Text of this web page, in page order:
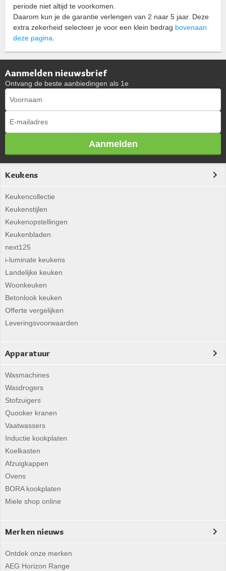
periode niet altijd te voorkomen.
Daarom kun je de garantie verlengen van 2 naar 5 jaar. Deze
extra zekerheid selecteer je voor een klein bedrag bovenaan
deze pagina
Aanmelden nieuwsbrief
Ontvang de beste aanbiedingen als 1e
Aanmelden
Keukens
Keukencollectie
Keukenstijlen
Keukenopstellingen
Keukenbladen
next125
i-luminate keukens
Landelijke keuken
Woonkeuken
Betonlook keuken
Offerte vergelijken
Leveringsvoorwaarden
Apparatuur
Wasmachines
Wasdrogers
Stofzuigers
Quooker kranen
Vaatwassers
Inductie kookplaten
Koelkasten
Afzuigkappen
Ovens
BORA kookplaten
Miele shop online
Merken nieuws
Ontdek onze merken
AEG Horizon Range